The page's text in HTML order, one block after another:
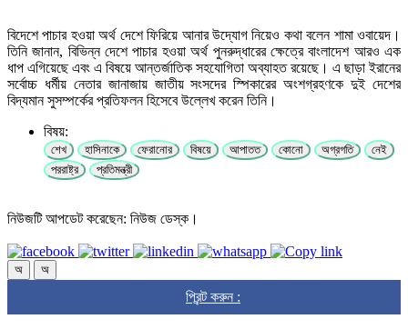
বিদেশে পাচার হওয়া অর্থ দেশে ফিরিয়ে আনার উদ্যোগ নিয়েও কথা বলেন শামা ওবায়েদ।
তিনি জানান, বিভিন্ন দেশে পাচার হওয়া অর্থ পুনরুদ্ধারের ক্ষেত্রে বাংলাদেশ আরও এক
ধাপ এগিয়েছে এবং এ বিষয়ে আন্তর্জাতিক সহযোগিতা অব্যাহত রয়েছে। এ ছাড়া ইরানের
সর্বোচ্চ ধর্মীয় নেতার জানাজায় জাতীয় সংসদের স্পিকারের অংশগ্রহণকে দুই দেশের
বিদ্যমান সুসম্পর্কের প্রতিফলন হিসেবে উল্লেখ করেন তিনি।
বিষয়:
শেখ হাসিনাকে ফেরানোর বিষয়ে আপাতত কোনো অগ্রগতি
নেই
পররাষ্ট্র
প্রতিমন্ত্রী
নিউজটি আপডেট করেছেন: নিউজ ডেস্ক।
অ অ
প্রিন্ট করুন :